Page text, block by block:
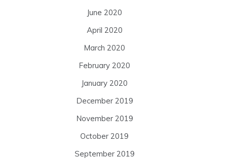
June 2020
April 2020
March 2020
February 2020
January 2020
December 2019
November 2019
October 2019
September 2019